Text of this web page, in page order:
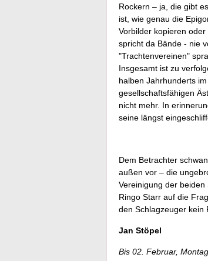
Rockern – ja, die gibt
ist, wie genau die
Vorbilder kopieren
spricht da Bände - nie
"Trachtenvereinen"
Insgesamt ist zu
halben Jahrhunderts
gesellschaftsfähigen
nicht mehr. In
seine längst
Dem Betrachter
außen vor – die
Vereinigung der
Ringo Starr auf die
den Schlagzeuger kein
Jan Stöpel
Bis 02. Februar,